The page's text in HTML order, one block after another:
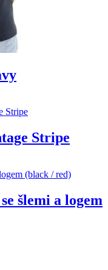
Stripe
šlemi a logem